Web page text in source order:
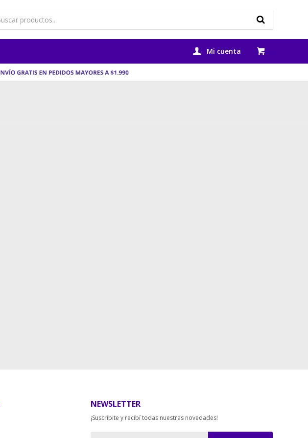
NEWSLETTER
¡Suscribite y recibí todas nuestras novedades!